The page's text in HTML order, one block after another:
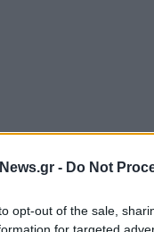
- Do Not
opt-out of the sale,
for targeted